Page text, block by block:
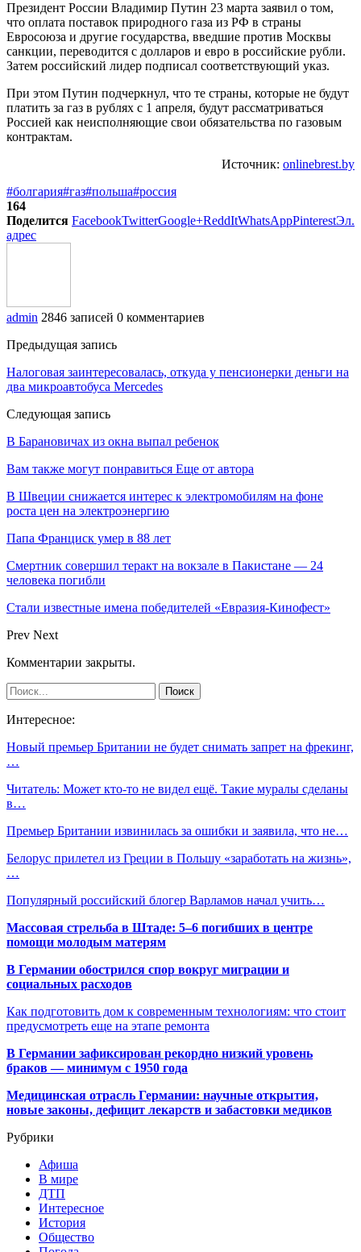
Президент России Владимир Путин 23 марта заявил о том,
что оплата поставок природного газа из РФ в страны
Евросоюза и другие государства, введшие против Москвы
санкции, переводится с долларов и евро в российские рубли.
Затем российский лидер подписал соответствующий указ.
При этом Путин подчеркнул, что те страны, которые не будут
платить за газ в рублях с 1 апреля, будут рассматриваться
Россией как неисполняющие свои обязательства по газовым
контрактам.
Источник: onlinebrest.by
#болгария#газ#польша#россия
164
Поделится FacebookTwitterGoogle+ReddItWhatsAppPinterestЭл.
адрес
admin 2846 записей 0 комментариев
Предыдущая запись
Налоговая заинтересовалась, откуда у пенсионерки деньги на
два микроавтобуса Mercedes
Следующая запись
В Барановичах из окна выпал ребенок
Вам также могут понравиться Еще от автора
В Швеции снижается интерес к электромобилям на фоне
роста цен на электроэнергию
Папа Франциск умер в 88 лет
Смертник совершил теракт на вокзале в Пакистане — 24
человека погибли
Стали известные имена победителей «Евразия-Кинофест»
Prev Next
Комментарии закрыты.
Интересное:
Новый премьер Британии не будет снимать запрет на фрекинг,
…
Читатель: Может кто-то не видел ещё. Такие муралы сделаны
в…
Премьер Британии извинилась за ошибки и заявила, что не…
Белорус прилетел из Греции в Польшу «заработать на жизнь»,
…
Популярный российский блогер Варламов начал учить…
Массовая стрельба в Штаде: 5–6 погибших в центре
помощи молодым матерям
В Германии обострился спор вокруг миграции и
социальных расходов
Как подготовить дом к современным технологиям: что стоит
предусмотреть еще на этапе ремонта
В Германии зафиксирован рекордно низкий уровень
браков — минимум с 1950 года
Медицинская отрасль Германии: научные открытия,
новые законы, дефицит лекарств и забастовки медиков
Рубрики
Афиша
В мире
ДТП
Интересное
История
Общество